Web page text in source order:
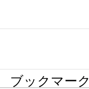
ブックマー